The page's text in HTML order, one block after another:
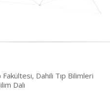
Fakültesi, Dahili Tıp Bilimleri
Dalı